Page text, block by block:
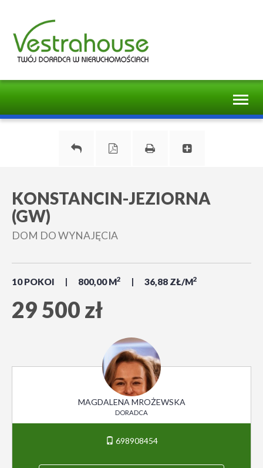
KONSTANCIN-JEZIORNA
(GW)
DOM DO WYNAJĘCIA
10 POKOI 800,00 M2 36,88 ZŁ/M2
29 500 zł
MAGDALENA MROŻEWSKA
DORADCA
698908454